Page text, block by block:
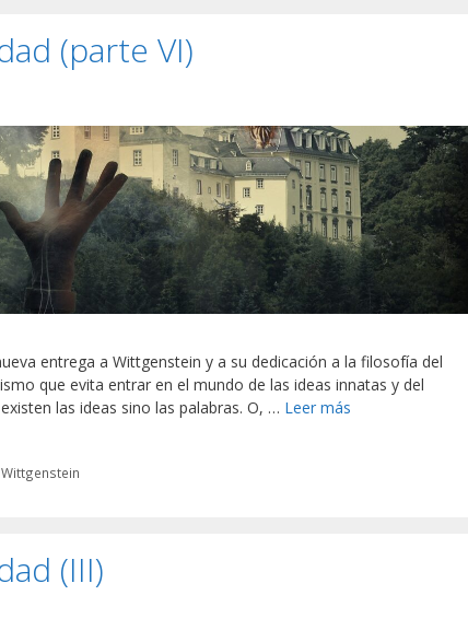
(parte VI)
entrega a Wittgenstein y a su dedicación a la filosofía del
que evita entrar en el mundo de las ideas innatas y del
las ideas sino las palabras. O, … Leer más
,Wittgenstein
(III)